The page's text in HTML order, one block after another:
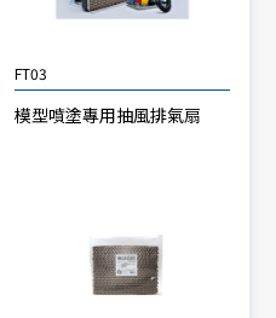
FT03
模型噴塗專用抽風排氣扇